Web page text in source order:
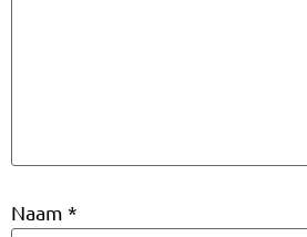
Naam *